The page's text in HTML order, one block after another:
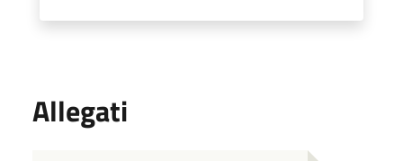
Allegati